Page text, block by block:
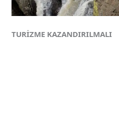
TURİZME KAZANDIRILMALI